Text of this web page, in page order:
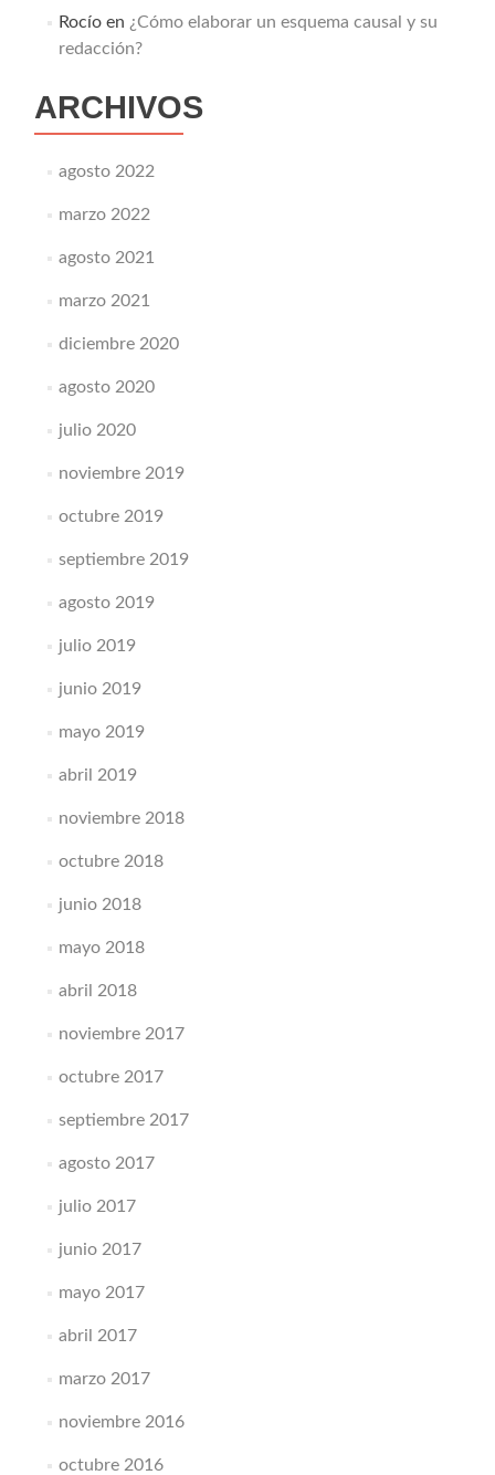
Rocíoen ¿Cómo elaborar un esquema causal y su
redacción?
ARCHIVOS
agosto 2022
marzo 2022
agosto 2021
marzo 2021
diciembre 2020
agosto 2020
julio 2020
noviembre 2019
octubre 2019
septiembre 2019
agosto 2019
julio 2019
junio 2019
mayo 2019
abril 2019
noviembre 2018
octubre 2018
junio 2018
mayo 2018
abril 2018
noviembre 2017
octubre 2017
septiembre 2017
agosto 2017
julio 2017
junio 2017
mayo 2017
abril 2017
marzo 2017
noviembre 2016
octubre 2016